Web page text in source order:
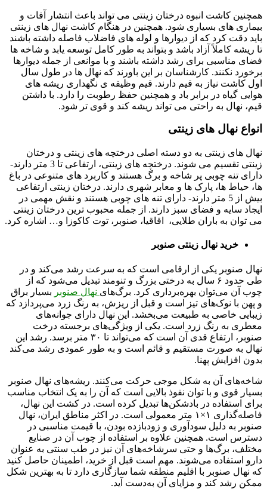
همچنین کاشت انبوه درختان زینتی می ‌تواند باعث انتشار آفات و
بیماری‌ های بسیاری شود. همچنین در هنگام کاشت نهال‌ های زینتی
باید دقت کرد که از دیوارها و لوله ‌های فاضلاب فاصله داشته باشند
تا ریشه کاملاً آزاد باشد و بتواند به ‌طور کامل توسعه یابد و شاخه‌ ها
فضای مناسبی برای رشد داشته باشند و با موانعی از جمله دیوارها
برخورد نکنند. کارشناسان بر این باورند که نهال‌ ها در طول سال
اول کاشت نیاز به قیم دارند. قیم وظیفه ‌ی نگهداری ریشه‌ های
هوایی گیاه در برابر باد و همچنین حفظ رطوبت را دارد. با داشتن
قیم، نهال به‌ راحتی می‌ تواند ریشه کند و قوی ‌تر شود.
انواع نهال های زینتی
نهال های زینتی به دو دسته اصلی درختچه های زینتی و درختان
زینتی تقسیم می شوند. درختچه های زینتی، ارتفاعی تا 3 متر دارند-
دارای تنه چوبی پر شاخه و برگ هستند و کاربرد های متنوعی در باغ
ها، حیاط ها، پارک ها و معابر شهری دارند. درختان زینتی ارتفاعی
بیش از 5 متر دارند- دارای تنه های چوبی هستند و نقش مهمی در
ایجاد سایه و فضای سبز دارند. از جمله محبوب ترین درختان زینتی
می توان به باران طلایی، اقاقیا، صنوبر، توت کاکوزا و… اشاره کرد.
خرید نهال زینتی صنوبر
نهال صنوبر یکی از ارقامی است که به سرعت رشد می‌کند و در
طی حدود ۶ سال به درختی بزرگ و تنومند تبدیل می‌شود که از
چوب آن می‌توان بهره‌برداری کرد. برگ‌های نهال صنوبر بسیار براق
و پهن با نوک‌های تیز است و قبل از ریزش، به رنگ زرد می‌پردازد که
زیبایی خاصی به طبیعت می‌بخشد. این نهال دارای جوانه‌های
معطری به رنگ زرد است. یکی از ویژگی‌های برجسته درخت
صنوبر، ارتفاع قدی آن است که می‌تواند تا ۳۰ متر برسد. رشد این
نهال به صورت مستقیم و قائم است و به طور عمودی رشد می‌کند
بدون افزایش پهنا.
شاخه‌های آن به شکل موجی حرکت می‌کنند. ریشه‌های نهال صنوبر
بسیار قوی و با توان نفوذ بالایی است که آن را به یک انتخاب مناسب
برای استفاده در بادشکن‌ها تبدیل کرده است. در کشت این نهال،
فاصله‌گذاری ۱×۱ متر معمولی است. در اکثر مناطق ایران، نهال
صنوبر به دلیل سودآوری و زودبازده بودن، با قیمت مناسبی در
دسترس است. همچنین علاوه بر استفاده از چوب آن در صنایع
مختلف، برگ‌ها و حتی سرشاخه‌های آن نیز در طب سنتی به عنوان
دارو استفاده می‌شوند. مهم است قبل از خرید، اطمینان حاصل کنید
که نهال صنوبر با اقلیم منطقه شما سازگاری دارد تا به بهترین شکل
ممکن رشد کند و مزایای آن به‌دست آید.